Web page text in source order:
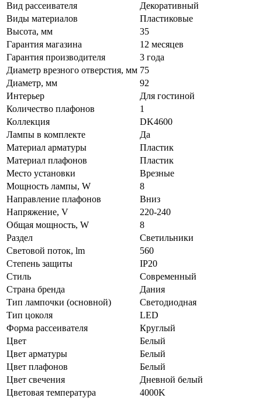
Вид рассеивателя
Декоративный
Виды материалов
Пластиковые
Высота, мм
35
Гарантия магазина
12 месяцев
Гарантия производителя
3 года
Диаметр врезного отверстия, мм 75
Диаметр, мм
92
Интерьер
Для гостиной
Количество плафонов
1
Коллекция
DK4600
Лампы в комплекте
Да
Материал арматуры
Пластик
Материал плафонов
Пластик
Место установки
Врезные
Мощность лампы, W
8
Направление плафонов
Вниз
Напряжение, V
220-240
Общая мощность, W
8
Раздел
Светильники
Световой поток, lm
560
Степень защиты
IP20
Стиль
Современный
Страна бренда
Дания
Тип лампочки (основной)
Светодиодная
Тип цоколя
LED
Форма рассеивателя
Круглый
Цвет
Белый
Цвет арматуры
Белый
Цвет плафонов
Белый
Цвет свечения
Дневной белый
Цветовая температура
4000K